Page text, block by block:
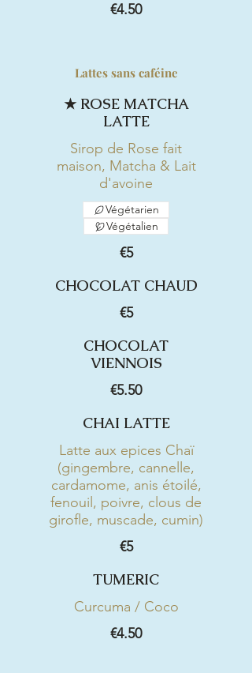
€4.50
Lattes sans caféine
★ ROSE MATCHA
LATTE
Sirop de Rose fait
maison, Matcha & Lait
d'avoine
€5
Végétarien
Végétalien
CHOCOLAT CHAUD
€5
CHOCOLAT
VIENNOIS
€5.50
CHAI LATTE
Latte aux epices Chaï
(gingembre, cannelle,
cardamome, anis étoilé,
fenouil, poivre, clous de
girofle, muscade, cumin)
€5
TUMERIC
Curcuma / Coco
€4.50